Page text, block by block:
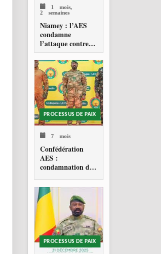
1 mois,
2 semaines
Niamey : l’AES
condamne
l’attaque contre
l’aéroport Diori
Hamani
PROCESSUS DE PAIX
7 mois
Confédération
AES :
condamnation de
américaine au
Venezuela
PROCESSUS DE PAIX